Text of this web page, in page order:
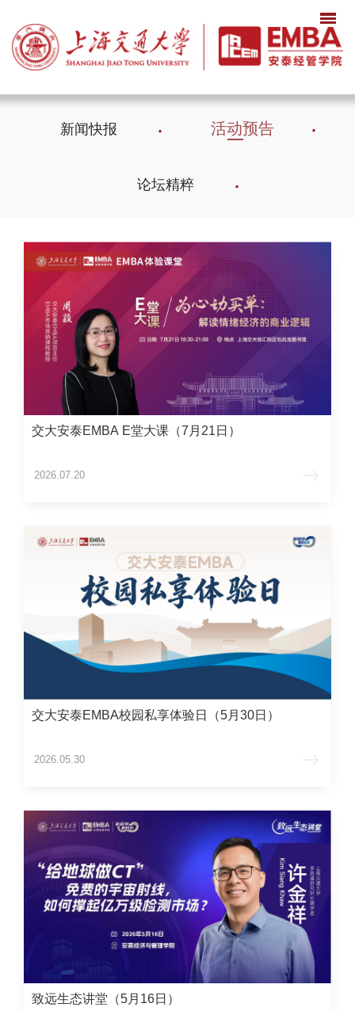
新闻快报 活动预告
论坛精粹
交大安泰EMBA E堂大课（7月21日）
2026.07.20
交大安泰EMBA校园私享体验日（5月30日）
2026.05.30
致远生态讲堂（5月16日）